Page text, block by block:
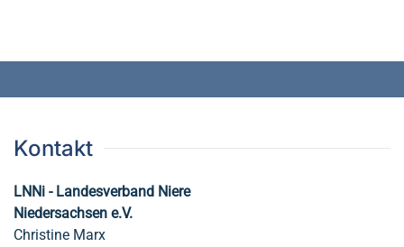
Kontakt
LNNi - Landesverband Niere
Niedersachsen e.V.
Christine Marx